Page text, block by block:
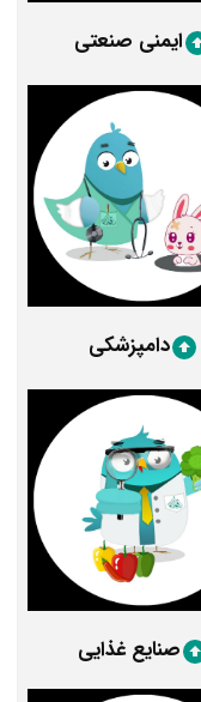
ایمنی صنعتی
دامپزشکی
صنایع غذایی